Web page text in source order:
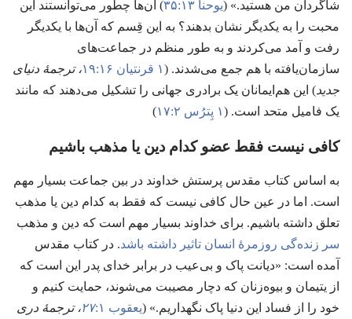
شاگردان من هستید.‏» (‏یوحنا ۱۳:‏۳۵
‏)‏ آن‌ها چطور می‌توانستند این
محبت را به یکدیگر نشان بدهند؟‏ به این قِسم که آن‌ها با یکدیگر
رفت و آمد می‌کردند و به طور منظم در جماعت‌های
سازمان‌یافته با هم جمع می‌شدند.‏ (‏۱ قرنتیان ۱۶:‏۱۹
‏،‏ ترجمهٔ دنیای
جدید‏)‏ این هم‌ایمانان یک برادری جهانی را تشکیل می‌دهند که مانند
یک فامیل متحد است.‏ (‏۱ پِترُس ۲:‏۱۷ ‏)‏
کافی نیست فقط عضو کدام دین یا مذهب باشیم
به اساس کتاب مقدس پرستش خداوند در بین جماعت بسیار مهم
است.‏ اما در عین حال کافی نیست که فقط به کدام دین یا مذهب
تعلق داشته باشیم.‏ برای خداوند بسیار مهم است که دین و مذهب
سر زنده‌گی روزمرهٔ انسان تاثیر داشته باشد‏.‏ در کتاب مقدس
آمده است:‏ «دیانت پاک و بی‌عیب در برابر خدای پدر این است که
از یتیمان و بیوه‌زنان که دچار مصیبت می‌شوند،‏ حمایت کنیم و
خود را از فساد این دنیا پاک نگهداریم.‏» (‏یعقوب ۱:‏ ۲۷‏،‏ ترجمهٔ دری